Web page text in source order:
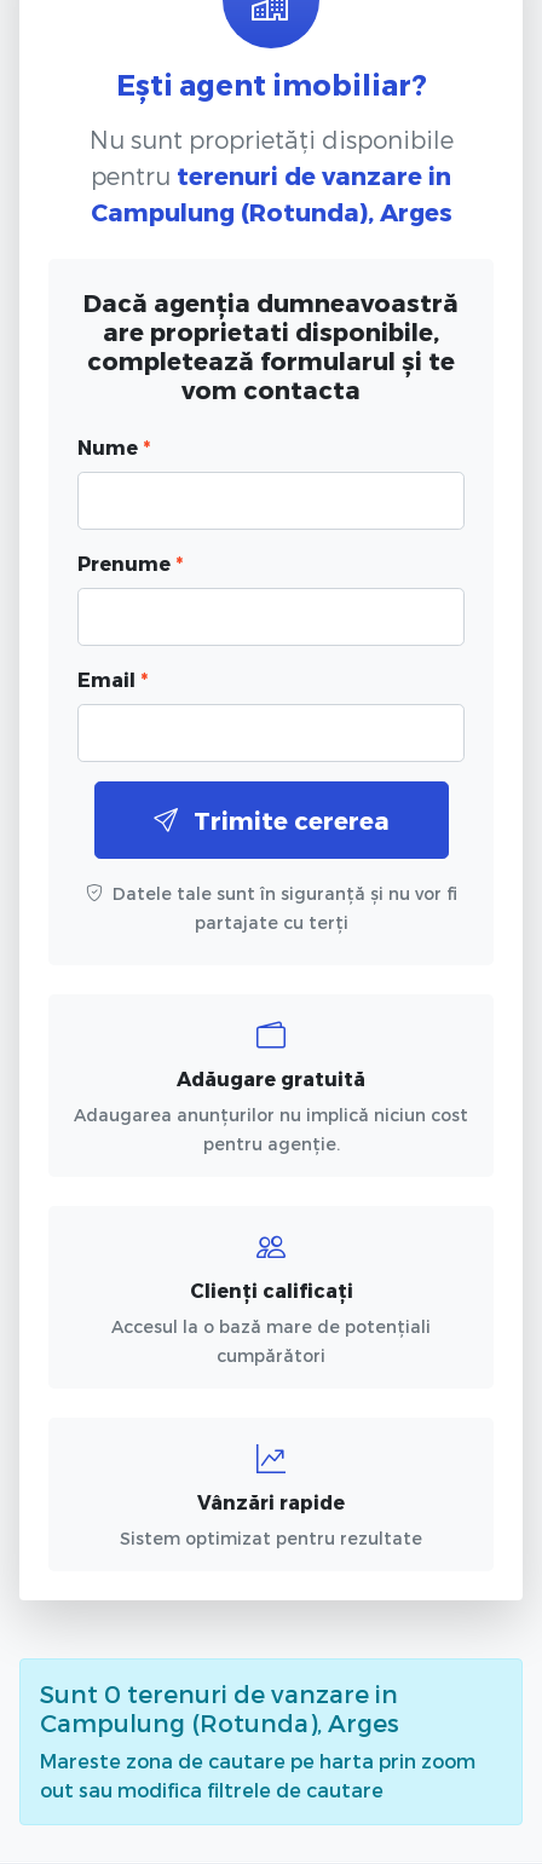
Ești agent imobiliar?
Nu sunt proprietăți disponibile
pentru terenuri de vanzare in
Campulung (Rotunda), Arges
Dacă agenția dumneavoastră
are proprietati disponibile,
completează formularul și te
vom contacta
Nume *
Prenume *
Email *
Trimite cererea
Datele tale sunt în siguranță și nu vor fi
partajate cu terți
Adăugare gratuită
Adaugarea anunțurilor nu implică niciun cost
pentru agenție.
Clienți calificați
Accesul la o bază mare de potențiali
cumpărători
Vânzări rapide
Sistem optimizat pentru rezultate
Sunt 0 terenuri de vanzare in
Campulung (Rotunda), Arges
Mareste zona de cautare pe harta prin zoom
out sau modifica filtrele de cautare